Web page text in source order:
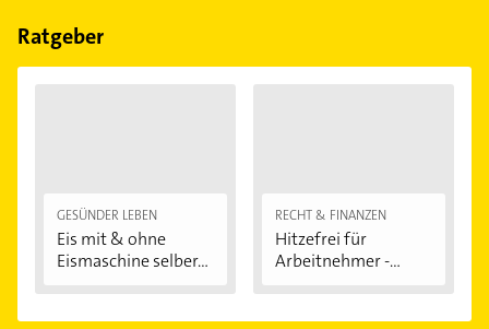
Ratgeber
GESÜNDER LEBEN
Eis mit & ohne
Eismaschine selber...
RECHT & FINANZEN
Hitzefrei für
Arbeitnehmer -